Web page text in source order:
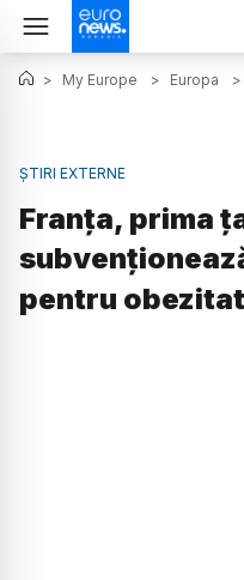
> My Europe > Europa >
ȘTIRI EXTERNE
Franța, prima
pentru